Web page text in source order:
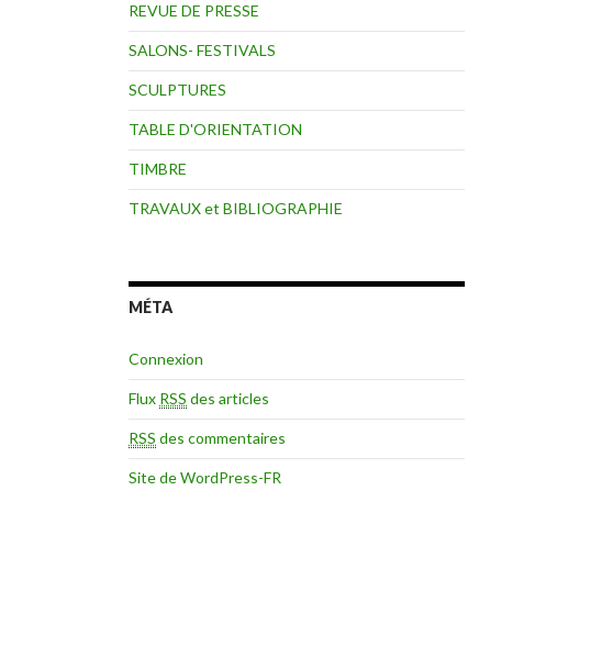
REVUE DE PRESSE
SALONS- FESTIVALS
SCULPTURES
TABLE D'ORIENTATION
TIMBRE
TRAVAUX et BIBLIOGRAPHIE
MÉTA
Connexion
Flux RSS des articles
RSS des commentaires
Site de WordPress-FR